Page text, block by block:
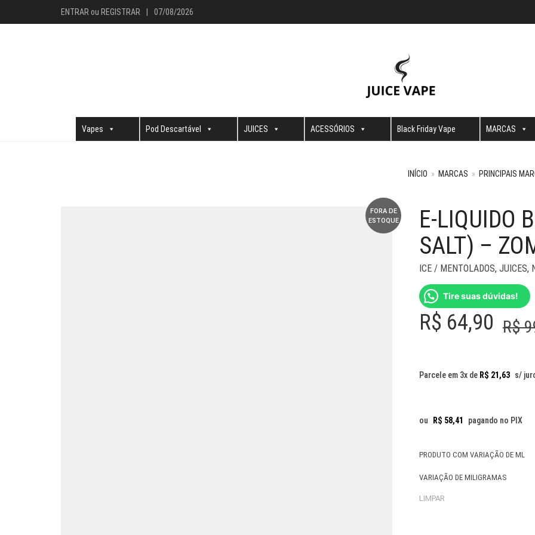
ENTRAR ou REGISTRAR 07/08/2026
Vapes Pod Descartável JUICES ACESSÓRIOS Black Friday Vape MARCAS
INÍCIO » MARCAS » PRINCIPAIS
FORA DE
ESTOQUE
E-LIQUIDO
SALT) –
ICE / MENTOLADOS, JUICES,
Tire suas dúvidas!
R$
R$ 64,90
Parcele em 3x de R$ 21,63 s/
ou R$ 58,41 pagando no PIX
PRODUTO COM VARIAÇÃO DE ML
VARIAÇÃO DE MILIGRAMAS
LIMPAR